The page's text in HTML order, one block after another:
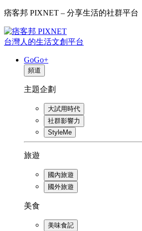
痞客邦 PIXNET – 分享生活的社群平台
台灣人的生活文創平台
GoGo+
頻道
主題企劃
大試用時代
社群影響力
StyleMe
旅遊
國內旅遊
國外旅遊
美食
美味食記